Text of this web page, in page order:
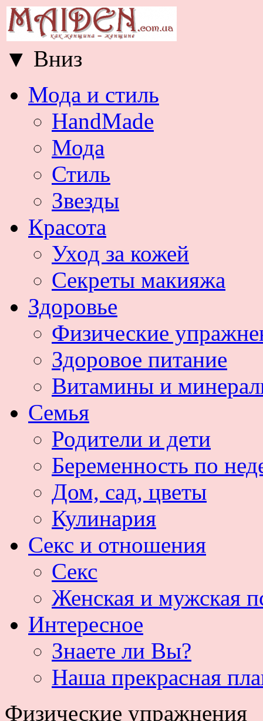
▼ Вниз
Мода и стиль
HandMade
Мода
Стиль
Звезды
Красота
Уход за кожей
Секреты макияжа
Здоровье
Физические
Здоровое питание
Витамины и
Семья
Родители и дети
Беременность по
Дом, сад, цветы
Кулинария
Секс и отношения
Секс
Женская и мужская
Интересное
Знаете ли Вы?
Наша прекрасная
Физические упражнения